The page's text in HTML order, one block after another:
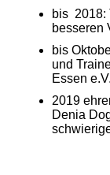
bis 2018:
besseren
bis
und
Essen e.V.
2019
Denia